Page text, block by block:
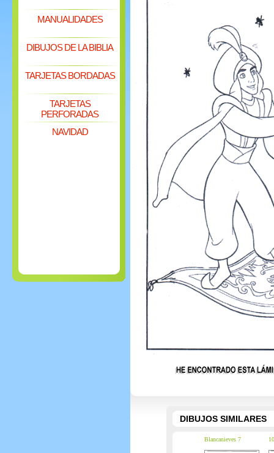
MANUALIDADES
DIBUJOS DE LA BIBLIA
TARJETAS BORDADAS
TARJETAS
PERFORADAS
NAVIDAD
DIBUJOS SIMILARES
Blancanieves 7